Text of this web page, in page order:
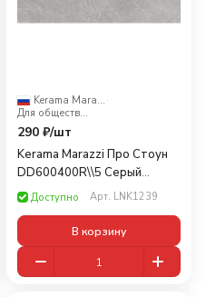
Kerama Marazzi ·
Для общественных помещений
290 ₽/шт
Kerama Marazzi Про Стоун
DD600400R\\5 Серый
60x10,7
Доступно Арт. LNK1239
В корзину